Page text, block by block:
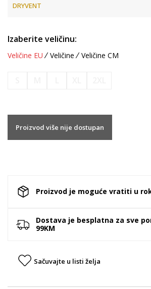
DRYVENT
Izaberite veličinu:
Veličine EU Veličine Veličine CM
Proizvod više nije dostupan
Proizvod je moguće vratiti u
Dostava je besplatna za sve
99KM
Sačuvajte u listi želja